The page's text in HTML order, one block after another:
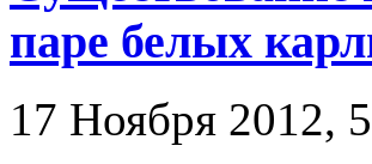
паре белых
17 Ноября 2012,